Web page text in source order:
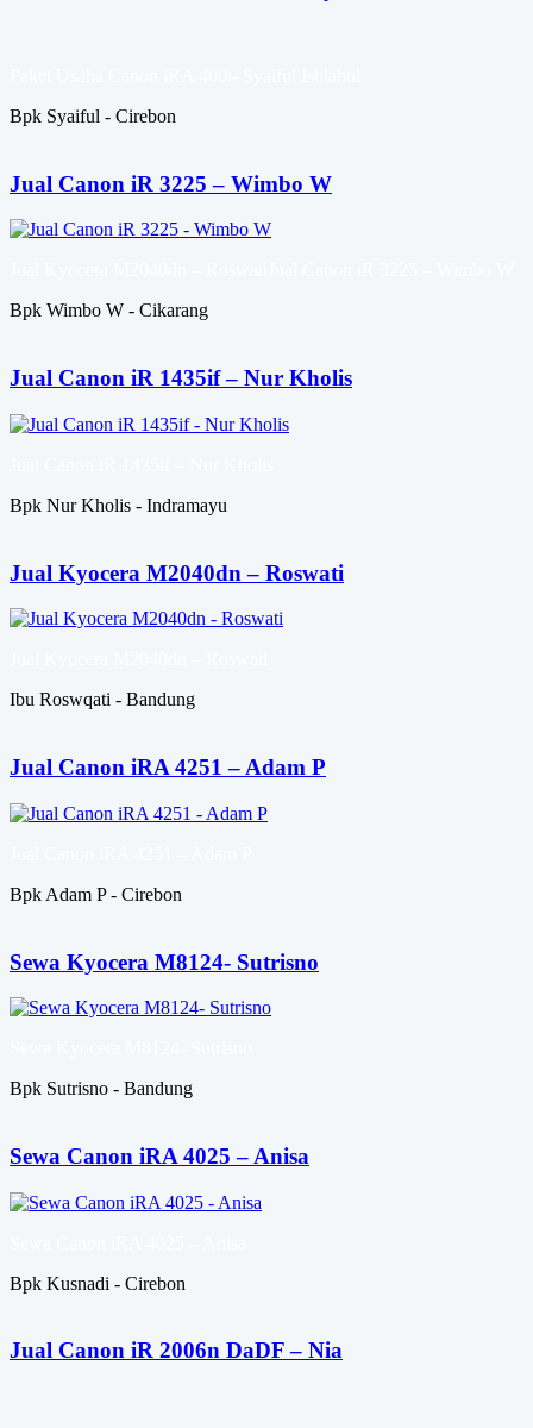
Bpk Syaiful - Cirebon
Jual Canon iR 3225 – Wimbo W
Bpk Wimbo W - Cikarang
Jual Canon iR 1435if – Nur Kholis
Bpk Nur Kholis - Indramayu
Jual Kyocera M2040dn – Roswati
Ibu Roswqati - Bandung
Jual Canon iRA 4251 – Adam P
Bpk Adam P - Cirebon
Sewa Kyocera M8124- Sutrisno
Bpk Sutrisno - Bandung
Sewa Canon iRA 4025 – Anisa
Bpk Kusnadi - Cirebon
Jual Canon iR 2006n DaDF – Nia